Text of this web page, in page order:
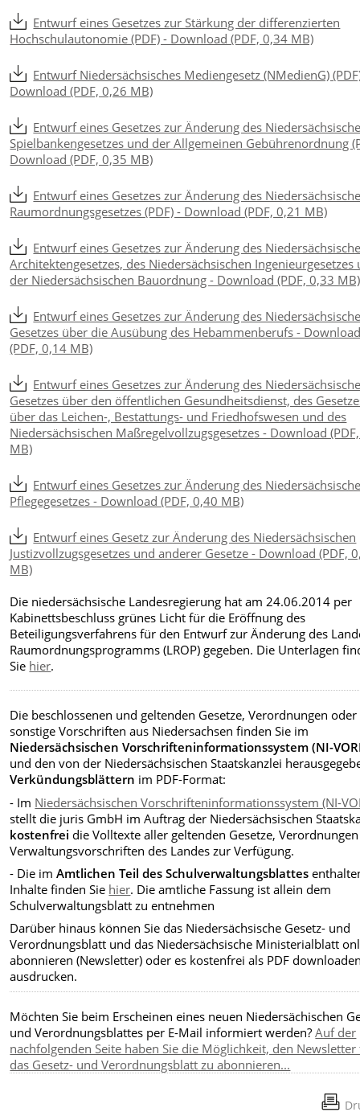
Entwurf eines Gesetzes zur Stärkung der differenzierten
Hochschulautonomie (PDF) - Download (PDF, 0,34 MB)
Entwurf Niedersächsisches Mediengesetz (NMedienG)
Download (PDF, 0,26 MB)
Entwurf eines Gesetzes zur Änderung des
Spielbankengesetzes und der Allgemeinen Gebührenordnung
Download (PDF, 0,35 MB)
Entwurf eines Gesetzes zur Änderung des
Raumordnungsgesetzes (PDF) - Download (PDF, 0,21 MB)
Entwurf eines Gesetzes zur Änderung des
Architektengesetzes, des Niedersächsischen Ingenieurgesetzes
der Niedersächsischen Bauordnung - Download (PDF, 0,33 MB)
Entwurf eines Gesetzes zur Änderung des
Gesetzes über die Ausübung des Hebammenberufs -
(PDF, 0,14 MB)
Entwurf eines Gesetzes zur Änderung des
Gesetzes über den öffentlichen Gesundheitsdienst, des
über das Leichen-, Bestattungs- und Friedhofswesen und des
Niedersächsischen Maßregelvollzugsgesetzes - Download
MB)
Entwurf eines Gesetzes zur Änderung des
Pflegegesetzes - Download (PDF, 0,40 MB)
Entwurf eines Gesetz zur Änderung des Niedersächsischen
Justizvollzugsgesetzes und anderer Gesetze - Download (PDF,
MB)
Die niedersächsische Landesregierung hat am 24.06.2014 per
Kabinettsbeschluss grünes Licht für die Eröffnung des
Beteiligungsverfahrens für den Entwurf zur Änderung des
Raumordnungsprogramms (LROP) gegeben. Die Unterlagen
Sie hier.
Die beschlossenen und geltenden Gesetze, Verordnungen oder
sonstige Vorschriften aus Niedersachsen finden Sie im
Niedersächsischen Vorschrifteninformationssystem (NI-
und den von der Niedersächsischen Staatskanzlei
Verkündungsblättern im PDF-Format:
- Im Niedersächsischen Vorschrifteninformationssystem (NI-
stellt die juris GmbH im Auftrag der Niedersächsischen
kostenfrei die Volltexte aller geltenden Gesetze,
Verwaltungsvorschriften des Landes zur Verfügung.
- Die imAmtlichen Teil des Schulverwaltungsblattes
Inhalte finden Sie hier. Die amtliche Fassung ist allein dem
Schulverwaltungsblatt zu entnehmen
Darüber hinaus können Sie das Niedersächsische Gesetz- und
Verordnungsblatt und das Niedersächsische Ministerialblatt
abonnieren (Newsletter) oder es kostenfrei als PDF
ausdrucken.
Möchten Sie beim Erscheinen eines neuen Niedersächischen
und Verordnungsblattes per E-Mail informiert werden?Auf der
nachfolgenden Seite haben Sie die Möglichkeit, den
das Gesetz- und Verordnungsblatt zu abonnieren...